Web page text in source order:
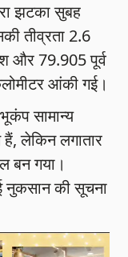
झटका सुबह
तीव्रता 2.6
और 79.905 पूर्व
आंकी गई।
सामान्य
हैं, लेकिन लगातार
बन गया।
नुकसान की सूचना